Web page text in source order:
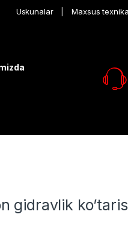
Uskunalar Maxsus texnika
gidravlik